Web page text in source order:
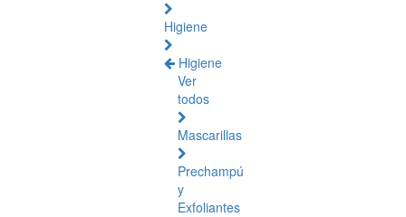
Higiene
Higiene
Ver
todos
Mascarillas
Prechampú
y
Exfoliantes